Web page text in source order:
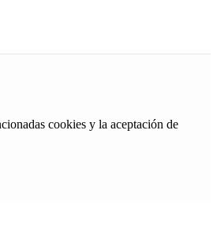
cookies y la aceptación de